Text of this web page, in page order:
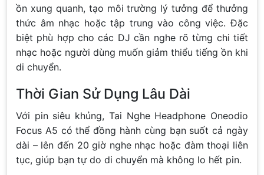
ồn xung quanh, tạo môi trường lý tưởng để thưởng
thức âm nhạc hoặc tập trung vào công việc. Đặc
biệt phù hợp cho các DJ cần nghe rõ từng chi tiết
nhạc hoặc người dùng muốn giảm thiểu tiếng ồn khi
di chuyển.
Thời Gian Sử Dụng Lâu Dài
Với pin siêu khủng, Tai Nghe Headphone Oneodio
Focus A5 có thể đồng hành cùng bạn suốt cả ngày
dài – lên đến 20 giờ nghe nhạc hoặc đàm thoại liên
tục, giúp bạn tự do di chuyển mà không lo hết pin.